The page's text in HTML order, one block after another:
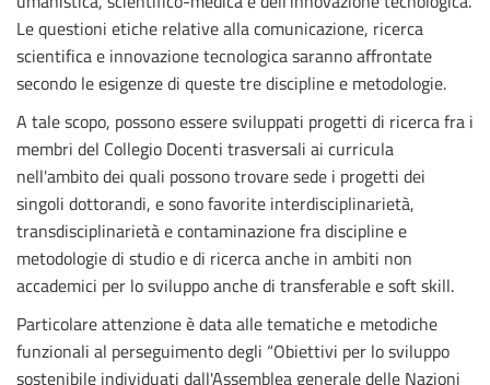
Le questioni etiche relative alla comunicazione, ricerca
scientifica e innovazione tecnologica saranno affrontate
secondo le esigenze di queste tre discipline e metodologie.
A tale scopo, possono essere sviluppati progetti di ricerca fra i
membri del Collegio Docenti trasversali ai curricula
nell'ambito dei quali possono trovare sede i progetti dei
singoli dottorandi, e sono favorite interdisciplinarietà,
transdisciplinarietà e contaminazione fra discipline e
metodologie di studio e di ricerca anche in ambiti non
accademici per lo sviluppo anche di transferable e soft skill.
Particolare attenzione è data alle tematiche e metodiche
funzionali al perseguimento degli “Obiettivi per lo sviluppo
sostenibile individuati dall'Assemblea generale delle Nazioni